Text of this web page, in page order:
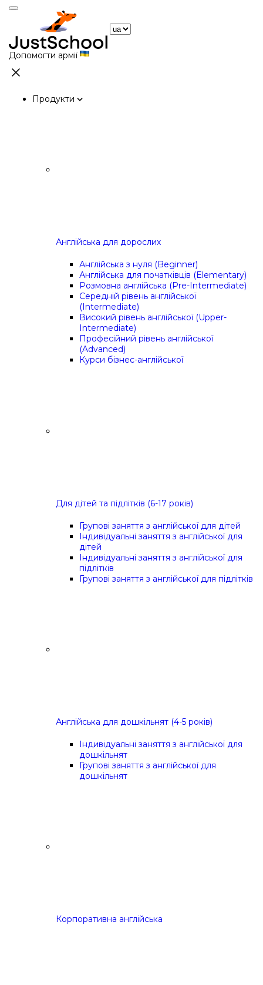
Допомогти армії
Продукти
Англійська для дорослих
Англійська з нуля (Beginner)
Англійська для початківців (Elementary)
Розмовна англійська (Pre-Intermediate)
Середній рівень англійської
(Intermediate)
Високий рівень англійської (Upper-
Intermediate)
Професійний рівень англійської
(Advanced)
Курси бізнес-англійської
Для дітей та підлітків (6-17 років)
Групові заняття з англійської для дітей
Індивідуальні заняття з англійської для
дітей
Індивідуальні заняття з англійської для
підлітків
Групові заняття з англійської для підлітків
Англійська для дошкільнят (4-5 років)
Індивідуальні заняття з англійської для
дошкільнят
Групові заняття з англійської для
дошкільнят
Корпоративна англійська